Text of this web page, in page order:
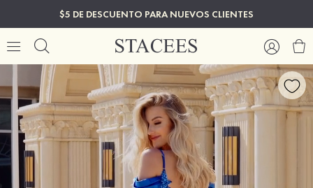
$5 DE DESCUENTO PARA NUEVOS CLIENTES